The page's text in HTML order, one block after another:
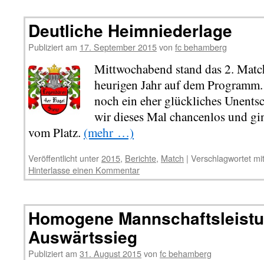
Deutliche Heimniederlage
Publiziert am 17. September 2015von fc behamberg
Mittwochabend stand das 2.
heurigen Jahr auf dem
noch ein eher glückliches
wir dieses Mal chancenlos und
vom Platz. (mehr …)
Veröffentlicht unter2015, Berichte, Match | Verschlagwortet mit
Hinterlasse einen Kommentar
Homogene
Auswärtssieg
Publiziert am 31. August 2015von fc behamberg